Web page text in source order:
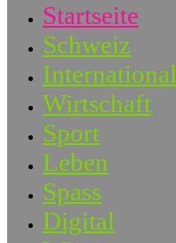
Startseite
Schweiz
International
Wirtschaft
Sport
Leben
Spass
Digital